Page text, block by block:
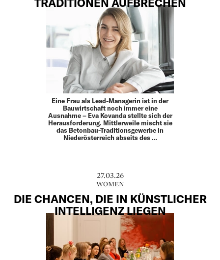
Eine Frau als Lead-Managerin ist in der
Bauwirtschaft noch immer eine
Ausnahme – Eva Kovanda stellte sich der
Herausforderung. Mittlerweile mischt sie
das Betonbau-Traditionsgewerbe in
Niederösterreich abseits des …
27.03.26
WOMEN
DIE CHANCEN, DIE IN KÜNSTLICHER
INTELLIGENZ LIEGEN